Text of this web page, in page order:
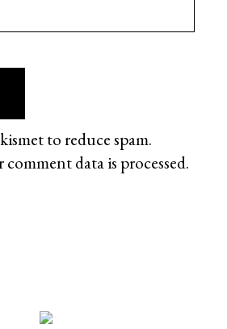
to reduce spam.
data is processed.